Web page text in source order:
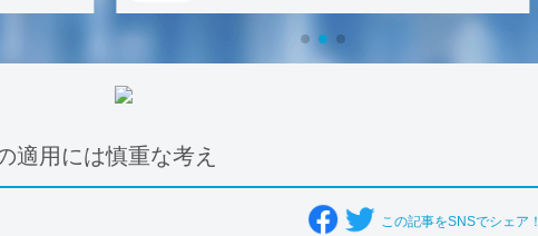
適用には慎重な考え
この記事をSNSでシェア！